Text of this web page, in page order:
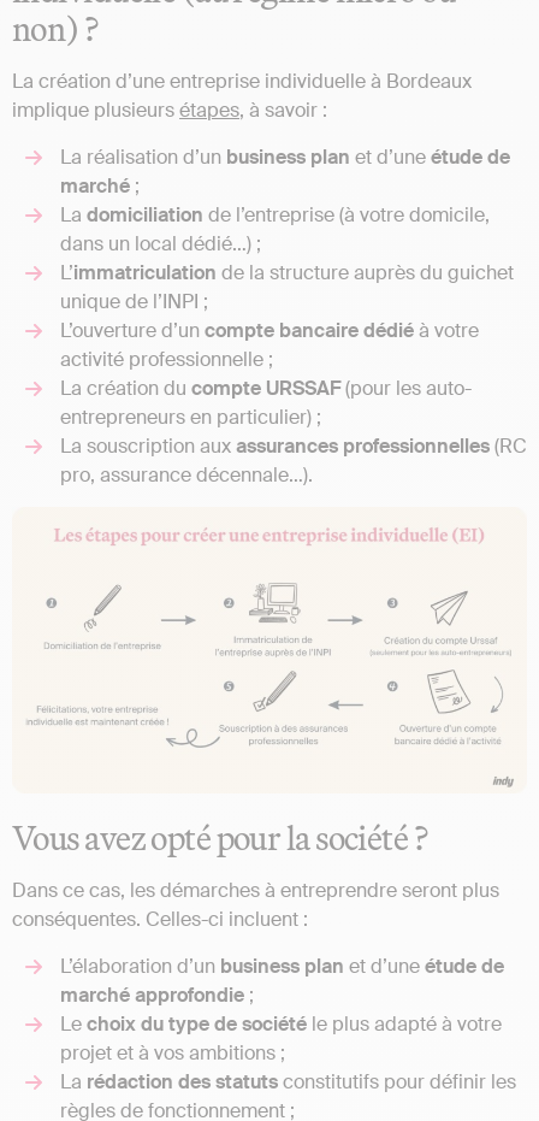
non) ?
La création d’une entreprise individuelle à Bordeaux
implique plusieursétapes, à savoir :
La réalisation d’un business plan et d’uneétude de
marché ;
La domiciliation de l’entreprise (à votre domicile,
dans un local dédié…) ;
L’immatriculation de la structure auprès du guichet
unique de l’INPI ;
L’ouverture d’un compte bancaire dédiéà votre
activité professionnelle ;
La création du compte URSSAF(pour les auto-
entrepreneurs en particulier) ;
La souscription auxassurances professionnelles(RC
pro, assurance décennale…).
Vous avez opté pour la société ?
Dans ce cas, les démarches à entreprendre seront plus
conséquentes. Celles-ci incluent :
L’élaboration d’un business plan et d’uneétude de
marché approfondie ;
Lechoix du type de société le plus adapté à votre
projet et à vos ambitions ;
La rédaction des statutsconstitutifs pour définir les
règles de fonctionnement ;